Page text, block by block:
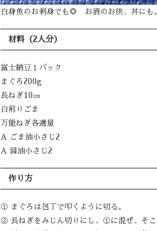
白身魚のお刺身でも◎ お酒のお供、丼にも
材料（2人分）
富士納豆１パック
まぐろ200g
長ねぎ10㎝
白煎りごま
万能ねぎ各適量
A ごま油小さじ2
A 醤油小さじ2
作り方
① まぐろは包丁で叩くように切る。
② 長ねぎをみじん切りにし、①に混ぜ、そこ